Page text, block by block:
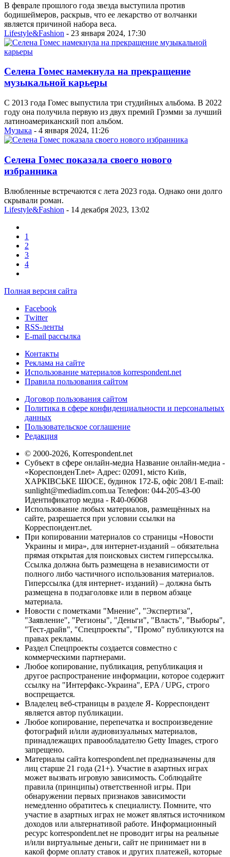
В феврале прошлого года звезда выступила против
бодишеймеров, раскрыв, что ее лекарство от волчанки
является причиной набора веса.
Lifestyle&Fashion - 23 января 2024, 17:30
Селена Гомес намекнула на прекращение
музыкальной карьеры
С 2013 года Гомес выпустила три студийных альбома. В 2022
году она получила первую из двух премий Грэмми за лучший
латиноамериканский поп альбом.
Музыка - 4 января 2024, 11:26
Селена Гомес показала своего нового
избранника
Влюбленные встречаются с лета 2023 года. Однако они долго
скрывали роман.
Lifestyle&Fashion - 14 декабря 2023, 13:02
1
2
3
4
Полная версия сайта
Facebook
Twitter
RSS-ленты
E-mail рассылка
Контакты
Реклама на сайте
Использование материалов korrespondent.net
Правила пользования сайтом
Договор пользования сайтом
Политика в сфере конфиденциальности и персональных
данных
Пользовательское соглашение
Редакция
© 2000-2026, Korrespondent.net
Субъект в сфере онлайн-медиа Название онлайн-медиа -
«КореспонденТ.net» Адрес: 02091, місто Київ,
ХАРКІВСЬКЕ ШОСЕ, будинок 172-Б, офіс 208/1 E-mail:
sunlight@mediadim.com.ua Телефон: 044-205-43-00
Идентификатор медиа - R40-06068
Использование любых материалов, размещённых на
сайте, разрешается при условии ссылки на
Корреспондент.net.
При копировании материалов со страницы «Новости
Украины и мира», для интернет-изданий – обязательна
прямая открытая для поисковых систем гиперссылка.
Ссылка должна быть размещена в независимости от
полного либо частичного использования материалов.
Гиперссылка (для интернет- изданий) – должна быть
размещена в подзаголовке или в первом абзаце
материала.
Новости с пометками "Мнение", "Экспертиза",
"Заявление", "Регионы", "Деньги", "Власть", "Выборы",
"Тест-драйв", "Спецпроекты", "Промо" публикуются на
правах рекламы.
Раздел Спецпроекты создается совместно с
коммерческими партнерами.
Любое копирование, публикация, републикация и
другое распространение информации, которое содержит
ссылку на "Интерфакс-Украина", EPA / UPG, строго
воспрещается.
Владелец веб-страницы в разделе Я- Корреспондент
является автор публикации.
Любое копирование, перепечатка и воспроизведение
фотографий и/или аудиовизуальных материалов,
принадлежащих правообладателю Getty Images, строго
запрещено.
Материалы сайта korrespondent.net предназначены для
лиц старше 21 года (21+). Участие в азартных играх
может вызвать игровую зависимость. Соблюдайте
правила (принципы) ответственной игры. При
обнаружении первых признаков зависимости
немедленно обратитесь к специалисту. Помните, что
участие в азартных играх не может являться источником
доходов или альтернативой работе. Информационный
ресурс korrespondent.net не проводит игры на реальные
и/или виртуальные деньги, сайт не принимает ни в
какой форме оплату ставок и других платежей, которые